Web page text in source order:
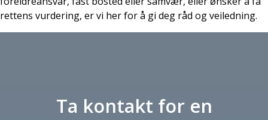
rettens vurdering, er vi her for å gi deg råd og veiledning.
Ta kontakt for en